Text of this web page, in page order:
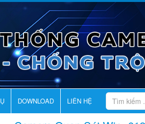
DOWNLOAD LIÊN HỆ